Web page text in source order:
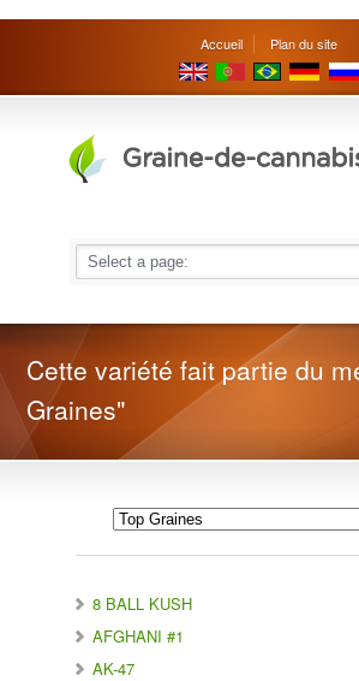
Accueil Plan du site
Cette variété fait partie du
Graines"
8 BALL KUSH
AFGHANI #1
AK-47